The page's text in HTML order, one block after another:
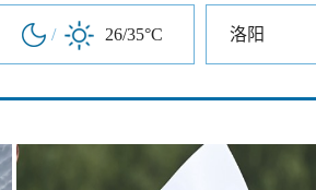
/ 26/35°C 洛阳